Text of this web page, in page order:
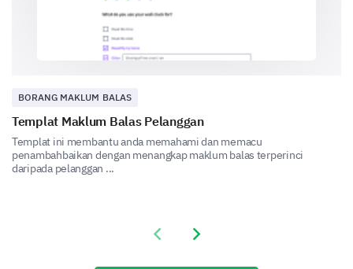
How would the following potential features
Real-time collaboration
Advanced analytics
BORANG MAKLUM BALAS
Templat Maklum Balas Pelanggan
Templat ini membantu anda memahami dan memacu
penambahbaikan dengan menangkap maklum balas terperinci
daripada pelanggan ...
Previous slide
Next slide